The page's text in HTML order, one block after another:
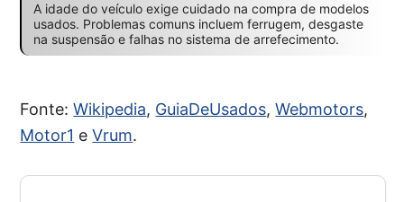
A idade do veículo exige cuidado na compra de modelos
usados. Problemas comuns incluem ferrugem, desgaste
na suspensão e falhas no sistema de arrefecimento.
Fonte:Wikipedia, GuiaDeUsados,Webmotors,
Motor1 eVrum.